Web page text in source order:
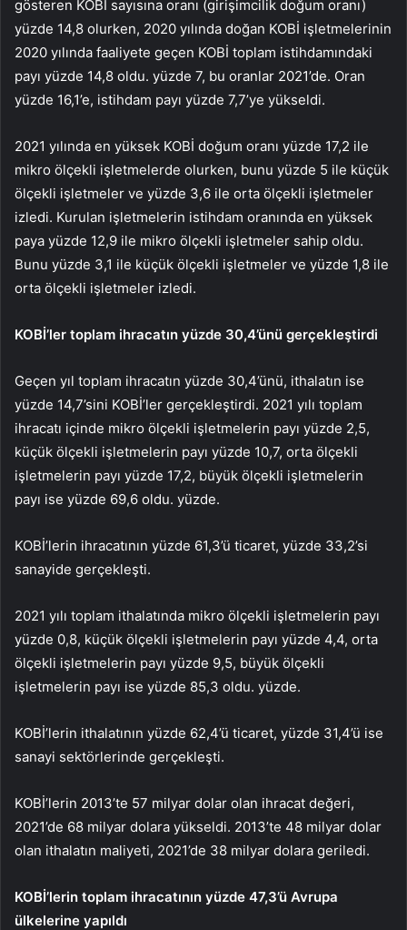
gösteren KOBİ sayısına oranı (girişimcilik doğum oranı)
yüzde 14,8 olurken, 2020 yılında doğan KOBİ işletmelerinin
2020 yılında faaliyete geçen KOBİ toplam istihdamındaki
payı yüzde 14,8 oldu. yüzde 7, bu oranlar 2021’de. Oran
yüzde 16,1’e, istihdam payı yüzde 7,7’ye yükseldi.
2021 yılında en yüksek KOBİ doğum oranı yüzde 17,2 ile
mikro ölçekli işletmelerde olurken, bunu yüzde 5 ile küçük
ölçekli işletmeler ve yüzde 3,6 ile orta ölçekli işletmeler
izledi. Kurulan işletmelerin istihdam oranında en yüksek
paya yüzde 12,9 ile mikro ölçekli işletmeler sahip oldu.
Bunu yüzde 3,1 ile küçük ölçekli işletmeler ve yüzde 1,8 ile
orta ölçekli işletmeler izledi.
KOBİ’ler toplam ihracatın yüzde 30,4’ünü gerçekleştirdi
Geçen yıl toplam ihracatın yüzde 30,4’ünü, ithalatın ise
yüzde 14,7’sini KOBİ’ler gerçekleştirdi. 2021 yılı toplam
ihracatı içinde mikro ölçekli işletmelerin payı yüzde 2,5,
küçük ölçekli işletmelerin payı yüzde 10,7, orta ölçekli
işletmelerin payı yüzde 17,2, büyük ölçekli işletmelerin
payı ise yüzde 69,6 oldu. yüzde.
KOBİ’lerin ihracatının yüzde 61,3’ü ticaret, yüzde 33,2’si
sanayide gerçekleşti.
2021 yılı toplam ithalatında mikro ölçekli işletmelerin payı
yüzde 0,8, küçük ölçekli işletmelerin payı yüzde 4,4, orta
ölçekli işletmelerin payı yüzde 9,5, büyük ölçekli
işletmelerin payı ise yüzde 85,3 oldu. yüzde.
KOBİ’lerin ithalatının yüzde 62,4’ü ticaret, yüzde 31,4’ü ise
sanayi sektörlerinde gerçekleşti.
KOBİ’lerin 2013’te 57 milyar dolar olan ihracat değeri,
2021’de 68 milyar dolara yükseldi. 2013’te 48 milyar dolar
olan ithalatın maliyeti, 2021’de 38 milyar dolara geriledi.
KOBİ’lerin toplam ihracatının yüzde 47,3’ü Avrupa
ülkelerine yapıldı